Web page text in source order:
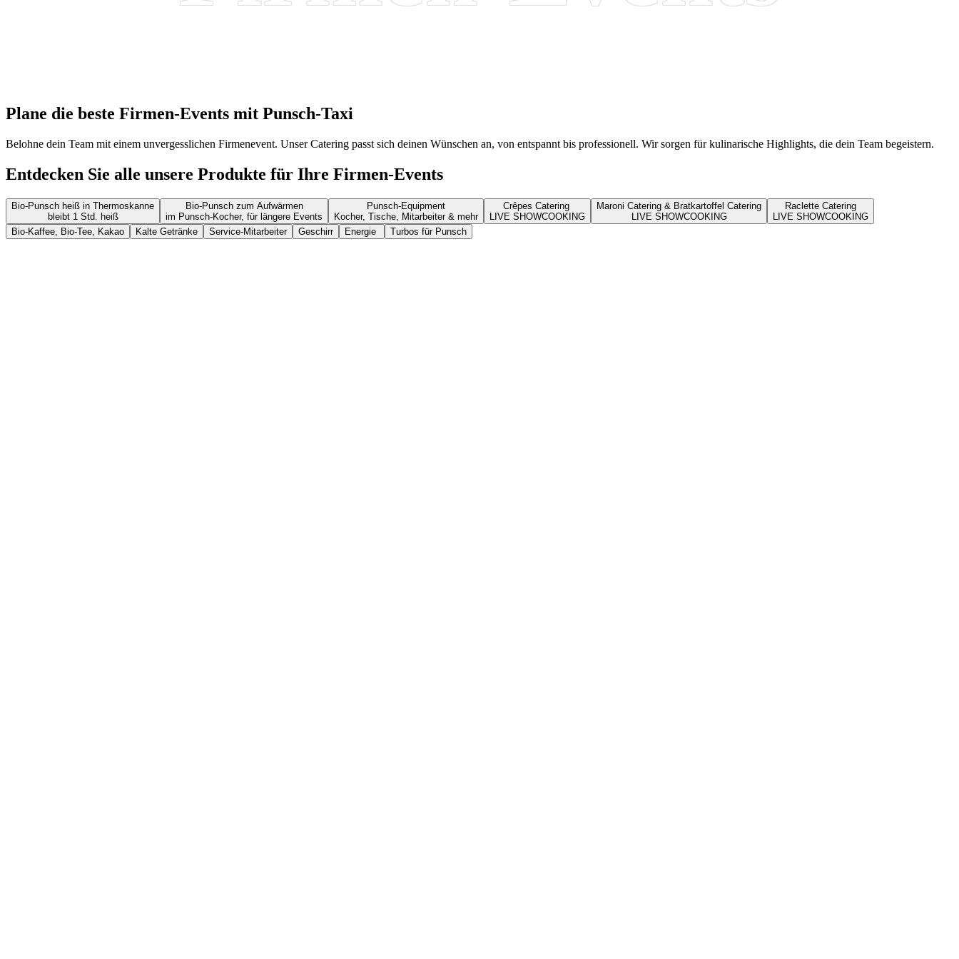
Plane die beste Firmen-Events mit Punsch-Taxi
Belohne dein Team mit einem unvergesslichen Firmenevent. Unser Catering passt sich deinen Wünschen an, von entspannt bis professionell. Wir sorgen für kulinarische Highlights, die dein Team begeistern.
Entdecken Sie alle unsere Produkte für Ihre Firmen-Events
Bio-Punsch heiß in Thermoskanne
bleibt 1 Std. heiß
Bio-Punsch zum Aufwärmen
im Punsch-Kocher, für längere Events
Punsch-Equipment
Kocher, Tische, Mitarbeiter & mehr
Crêpes Catering
LIVE SHOWCOOKING
Maroni Catering & Bratkartoffel Catering
LIVE SHOWCOOKING
Raclette Catering
LIVE SHOWCOOKING
Bio-Kaffee, Bio-Tee, Kakao
Kalte Getränke Service-Mitarbeiter Geschirr Energie Turbos für Punsch